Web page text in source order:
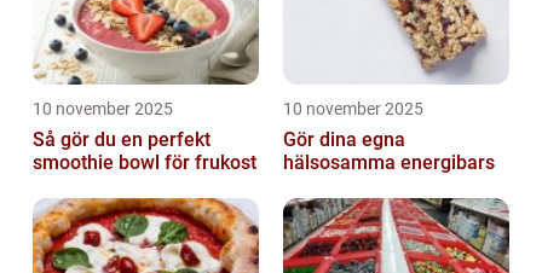
10 november 2025
Så gör du en perfekt
smoothie bowl för frukost
10 november 2025
Gör dina egna
hälsosamma energibars